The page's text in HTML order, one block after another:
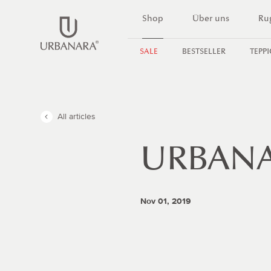
Shop Über uns
SALE BESTSELLER
All articles
Nov 01, 2019